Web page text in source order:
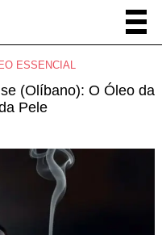
ESSENCIAL
(Olíbano): O Óleo da
Pele